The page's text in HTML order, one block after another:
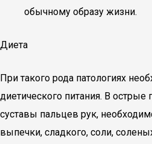
обычному образу жизни.
Диета
При такого рода патологиях
диетического питания. В острые
суставы пальцев рук,
выпечки, сладкого, соли,